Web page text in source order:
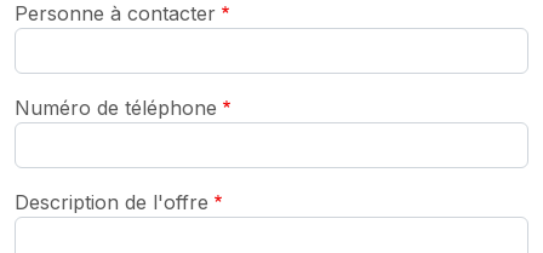
Personne à contacter
Numéro de téléphone
Description de l'offre